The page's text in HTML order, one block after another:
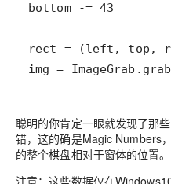
img =
聪明的你肯定一眼就发现了那
错，这的确是Magic Numbers
的整个棋盘相对于窗体的位置。